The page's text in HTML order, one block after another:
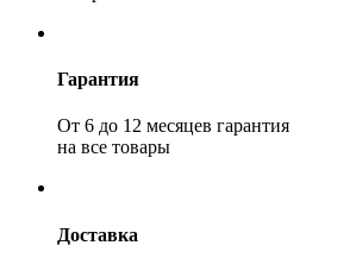
Гарантия
От 6 до 12 месяцев гарантия
на все товары
Доставка